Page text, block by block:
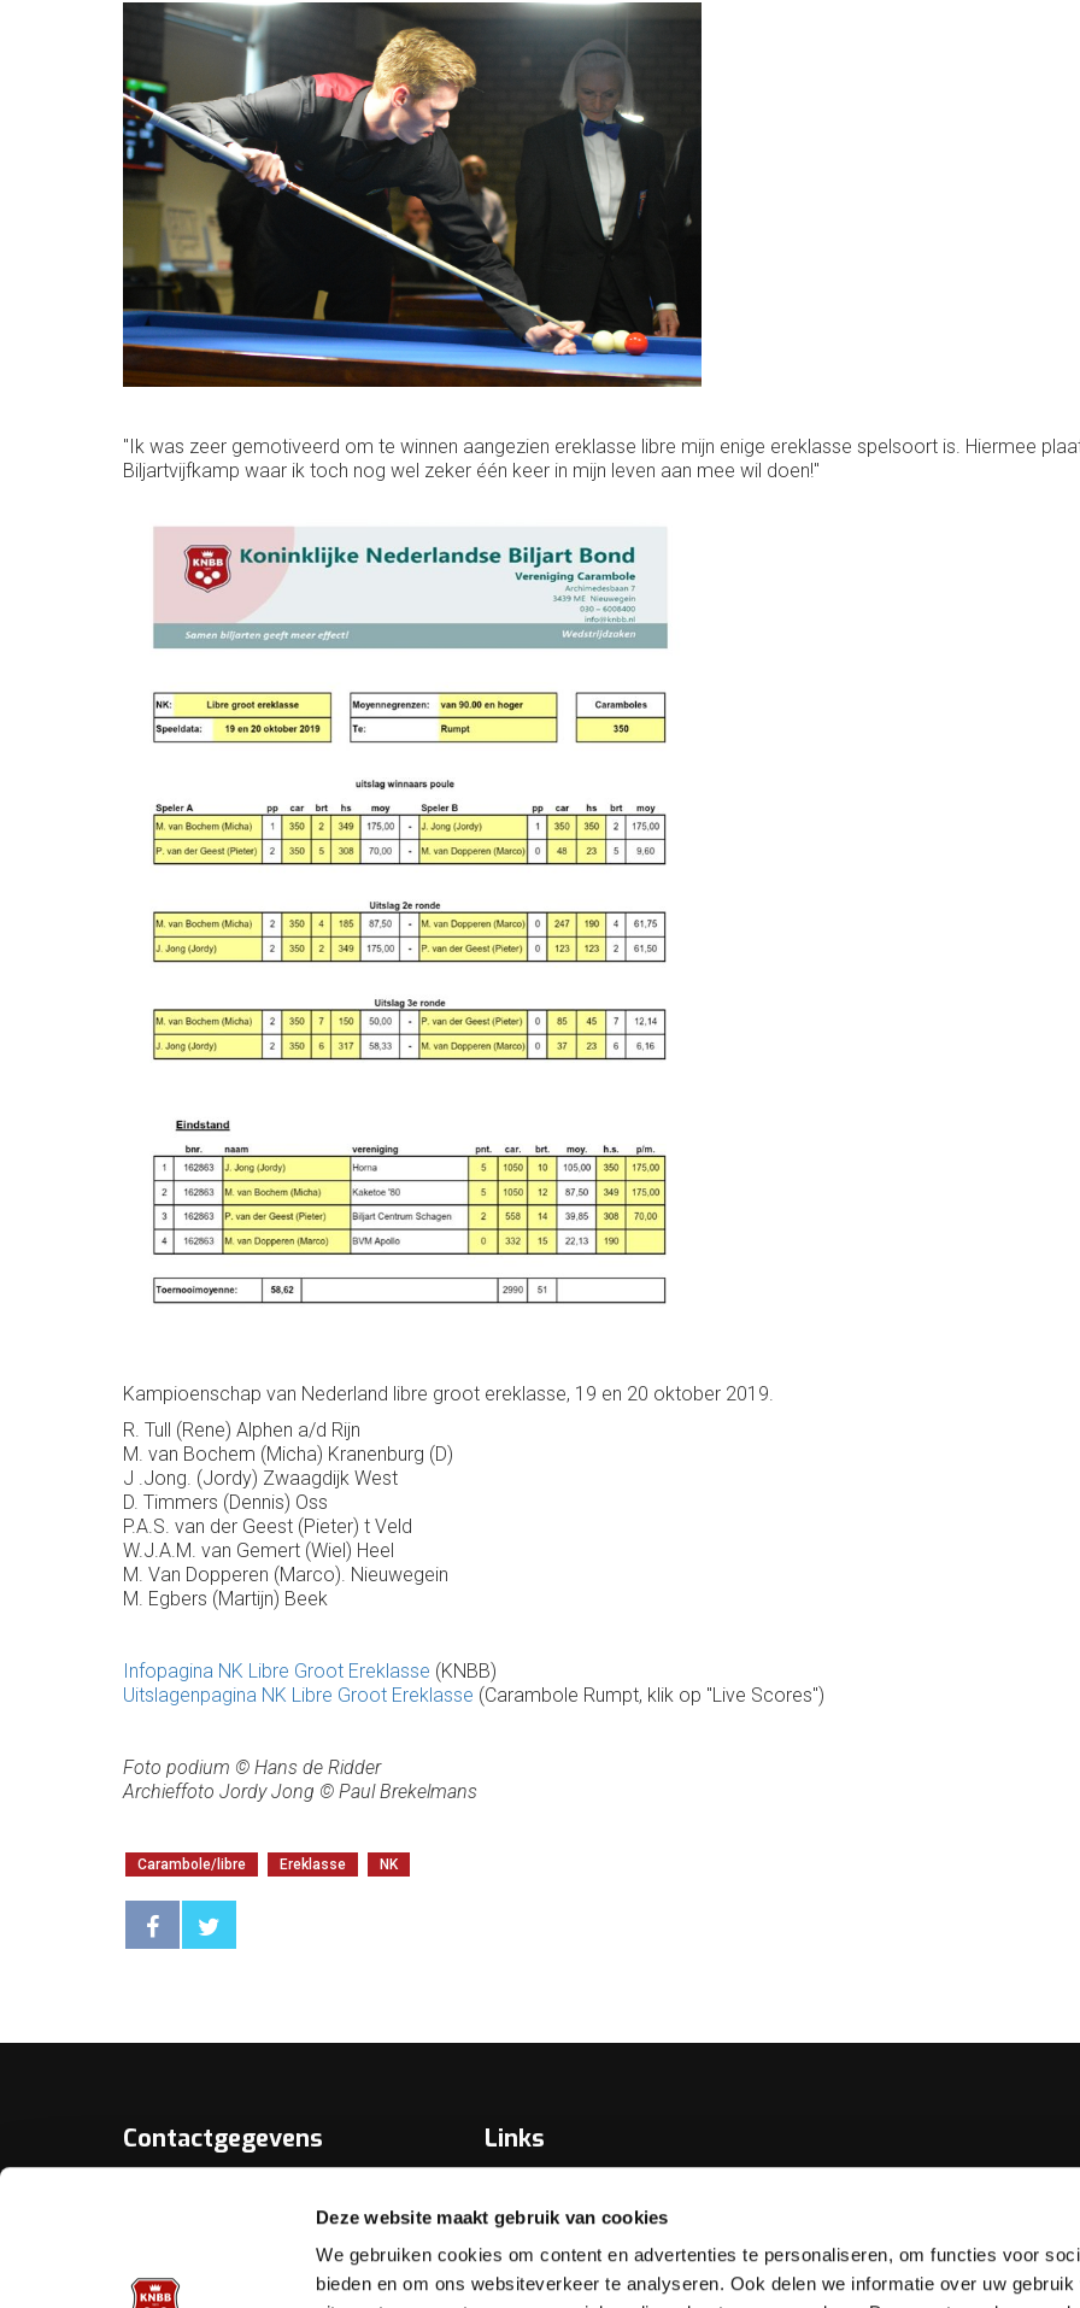
Deze website maakt gebruik van cookies
We gebruiken cookies om content en advertenties te personaliseren, om functies voor
bieden en om ons websiteverkeer te analyseren. Ook delen we informatie over uw gebruik
"Ik was zeer gemotiveerd om te winnen aangezien ereklasse libre mijn enige ereklasse spelsoort is. Hiermee
Biljartvijfkamp waar ik toch nog wel zeker één keer in mijn leven aan mee wil doen!"
Kampioenschap van Nederland libre groot ereklasse, 19 en 20 oktober 2019.
R. Tull (Rene) Alphen a/d Rijn
M. van Bochem (Micha) Kranenburg (D)
J .Jong. (Jordy) Zwaagdijk West
D. Timmers (Dennis) Oss
P.A.S. van der Geest (Pieter) t Veld
W.J.A.M. van Gemert (Wiel) Heel
M. Van Dopperen (Marco). Nieuwegein
M. Egbers (Martijn) Beek
Infopagina NK Libre Groot Ereklasse (KNBB)
Uitslagenpagina NK Libre Groot Ereklasse (Carambole Rumpt, klik op "Live Scores")
Foto podium © Hans de Ridder
Archieffoto Jordy Jong © Paul Brekelmans
Carambole/libre Ereklasse NK
Contactgegevens
Koninklijke Nederlandse Biljart
Links
Bondsbureau